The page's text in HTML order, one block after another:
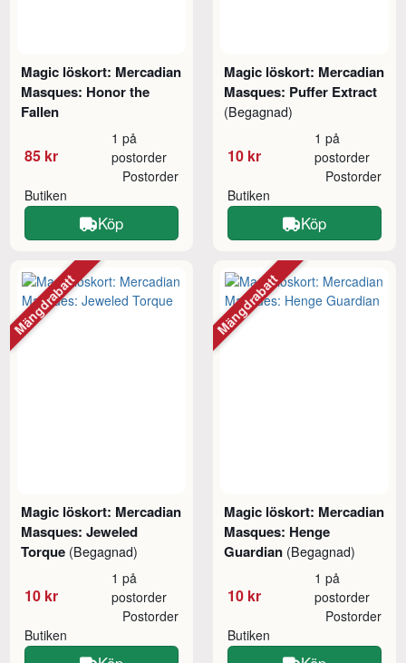
Magic löskort: Mercadian
Masques: Honor the
Fallen
85 kr
1 på
postorder
Butiken
Postorder
Köp
Magic löskort: Mercadian
Masques: Puffer Extract
(Begagnad)
10 kr
1 på
postorder
Butiken
Postorder
Köp
Magic löskort: Mercadian
Masques: Jeweled
Torque (Begagnad)
10 kr
1 på
postorder
Butiken
Postorder
Mängdrabatt
Magic löskort: Mercadian
Masques: Henge
Guardian (Begagnad)
10 kr
1 på
postorder
Butiken
Postorder
Mängdrabatt